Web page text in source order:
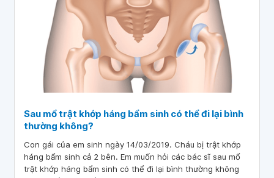
Sau mổ trật khớp háng bẩm sinh có thể đi lại bình
thường không?
Con gái của em sinh ngày 14/03/2019. Cháu bị trật khớp
háng bẩm sinh cả 2 bên. Em muốn hỏi các bác sĩ sau mổ
trật khớp háng bẩm sinh có thể đi lại bình thường không